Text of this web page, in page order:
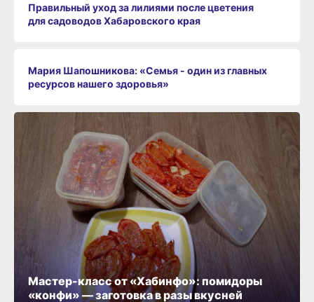
Правильный уход за лилиями после цветения
для садоводов Хабаровского края
Мария Шапошникова: «Семья - один из главных
ресурсов нашего здоровья»
Мастер-класс от «Хабинфо»: помидоры
«конфи» — заготовка в разы вкусней